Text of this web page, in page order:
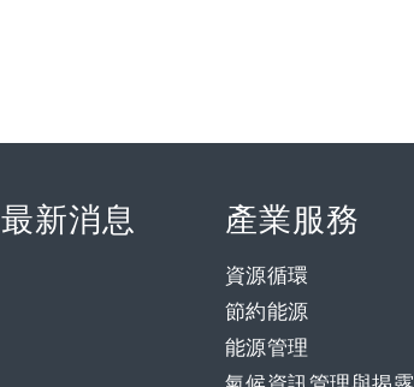
最新消息 產業服務
資源循環
節約能源
能源管理